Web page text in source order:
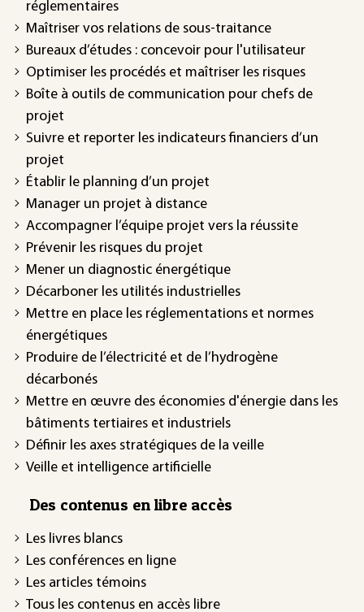
réglementaires
Maîtriser vos relations de sous-traitance
Bureaux d’études : concevoir pour l'utilisateur
Optimiser les procédés et maîtriser les risques
Boîte à outils de communication pour chefs de
projet
Suivre et reporter les indicateurs financiers d’un
projet
Établir le planning d’un projet
Manager un projet à distance
Accompagner l’équipe projet vers la réussite
Prévenir les risques du projet
Mener un diagnostic énergétique
Décarboner les utilités industrielles
Mettre en place les réglementations et normes
énergétiques
Produire de l’électricité et de l’hydrogène
décarbonés
Mettre en œuvre des économies d'énergie dans les
bâtiments tertiaires et industriels
Définir les axes stratégiques de la veille
Veille et intelligence artificielle
Des contenus en libre accès
Les livres blancs
Les conférences en ligne
Les articles témoins
Tous les contenus en accès libre